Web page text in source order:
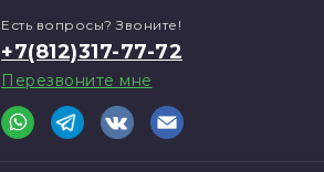
+7(812)317-77-72
Перезвоните мне
Есть вопросы? Звоните!